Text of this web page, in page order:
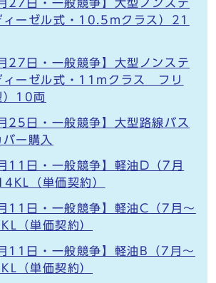
27日・一般競争】大型ノンステ
ィーゼル式・10.5mクラス）21
27日・一般競争】大型ノンステ
ィーゼル式・11mクラス フリ
）10両
25日・一般競争】大型路線バス
ー購入
11日・一般競争】軽油D（7月
（単価契約）
11日・一般競争】軽油C（7月～
（単価契約）
11日・一般競争】軽油B（7月～
（単価契約）